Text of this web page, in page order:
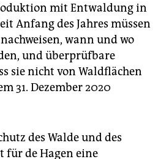
mit Entwaldung in
Anfang des Jahres müssen
wann und wo
und überprüfbare
sie nicht von Waldflächen
31. Dezember 2020
des Walde und des
für de Hagen eine